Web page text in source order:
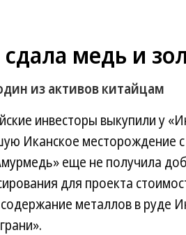
медь и
из активов китайцам
инвесторы выкупили у
Иканское месторождение
еще не получила
для проекта
металлов в руде